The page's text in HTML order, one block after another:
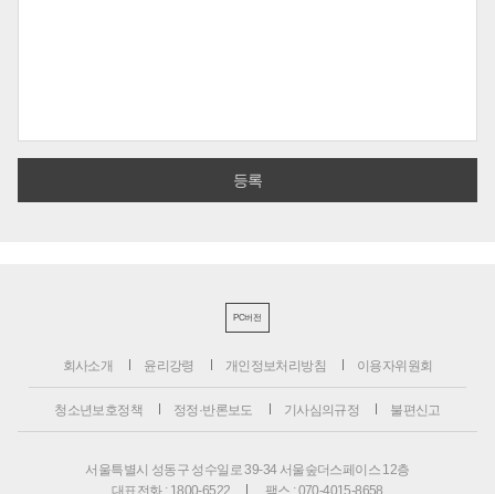
PC버전
회사소개 윤리강령 개인정보처리방침 이용자위원회
청소년보호정책 정정·반론보도 기사심의규정 불편신고
서울특별시 성동구 성수일로 39-34 서울숲더스페이스 12층